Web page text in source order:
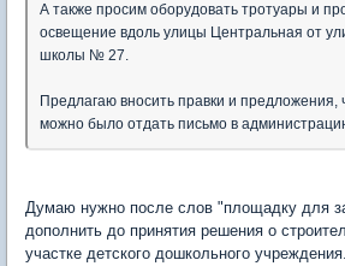
А также просим оборудовать тротуары и
освещение вдоль улицы Центральная от
школы № 27.
Предлагаю вносить правки и предложения,
можно было отдать письмо в
Думаю нужно после слов "площадку для
дополнить до принятия решения о
участке детского дошкольного учреждения.